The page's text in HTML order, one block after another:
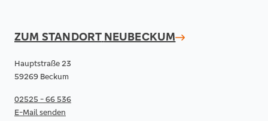
ZUM STANDORT NEUBECKUM
Hauptstraße 23
59269 Beckum
02525 - 66 536
E-Mail senden